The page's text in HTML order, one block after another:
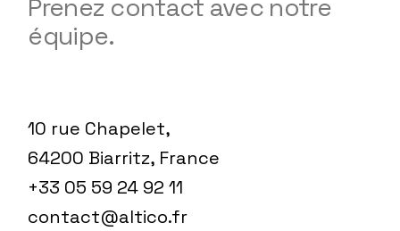
Prenez contact avec notre
équipe.
10 rue Chapelet,
64200 Biarritz, France
+33 05 59 24 92 11
contact@altico.fr